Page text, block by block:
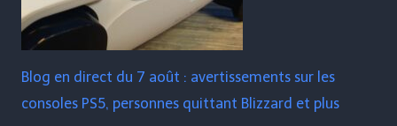
Blog en direct du 7 août : avertissements sur les
consoles PS5, personnes quittant Blizzard et plus